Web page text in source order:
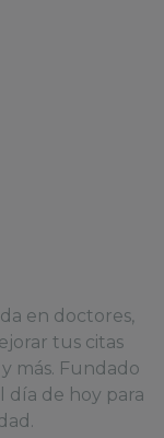
en doctores,
tus citas
más. Fundado
día de hoy para